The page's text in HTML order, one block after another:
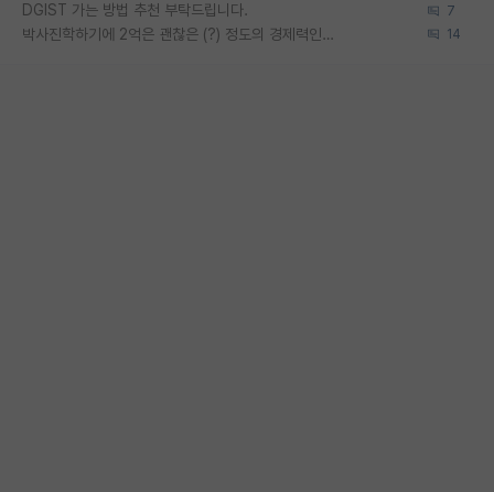
DGIST 가는 방법 추천 부탁드립니다. 7
박사진학하기에 2억은 괜찮은 (?) 정도의 경제력인가요 14